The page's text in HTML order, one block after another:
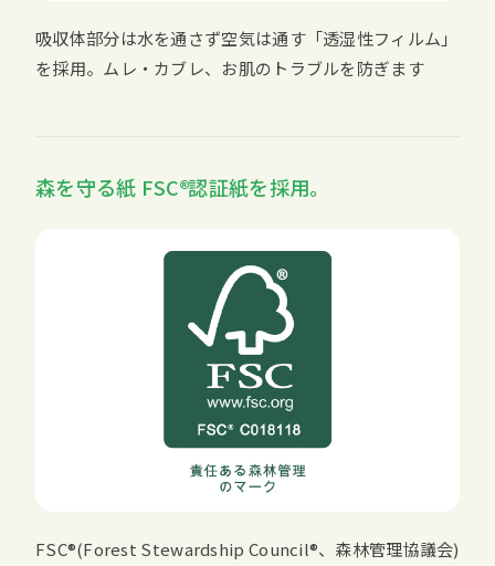
吸収体部分は水を通さず空気は通す「透湿性フィルム」
を採用。ムレ・カブレ、お肌のトラブルを防ぎます
森を守る紙 FSC 認証紙を採用。
FSC (Forest Stewardship Council 、森林管理協議会)